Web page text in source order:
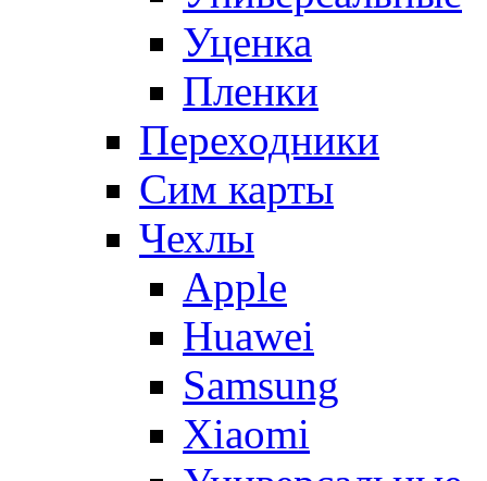
Уценка
Пленки
Переходники
Сим карты
Чехлы
Apple
Huawei
Samsung
Xiaomi